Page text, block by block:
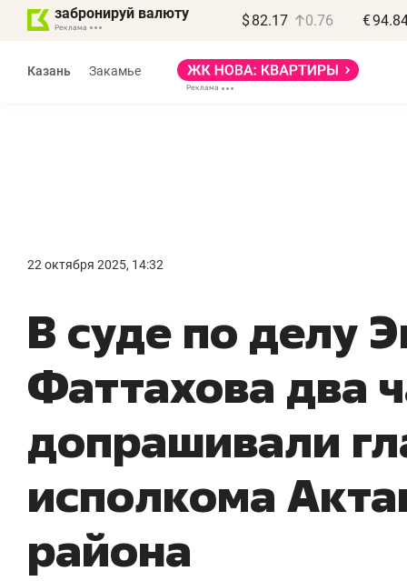
забронируй валюту $ 82.17 0.76 €
Казань Закамье
22 октября 2025, 14:32
В суде по делу
Фаттахова два
допрашивали
исполкома
района